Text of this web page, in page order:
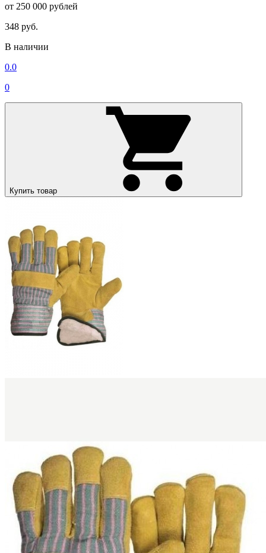
от 250 000 рублей
348 руб.
В наличии
0.0
0
Купить товар